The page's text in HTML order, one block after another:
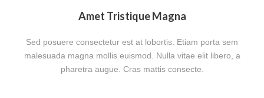
Amet Tristique Magna
Sed posuere consectetur est at lobortis. Etiam porta sem
malesuada magna mollis euismod. Nulla vitae elit libero, a
pharetra augue. Cras mattis consecte.